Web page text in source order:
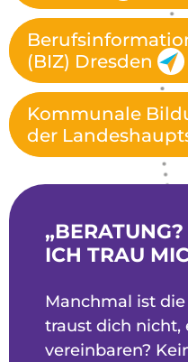
(BIZ) Dresden
Kommunale
der
„BERATUNG?
ICH TRAU
Manchmal ist
traust dich nicht,
vereinbaren?